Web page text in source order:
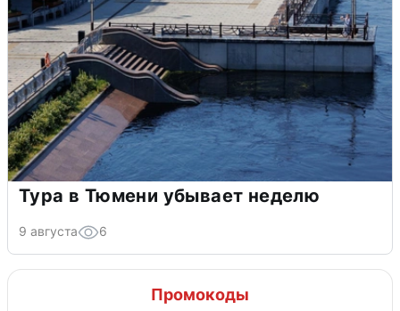
Тура в Тюмени убывает неделю
9 августа 6
Промокоды